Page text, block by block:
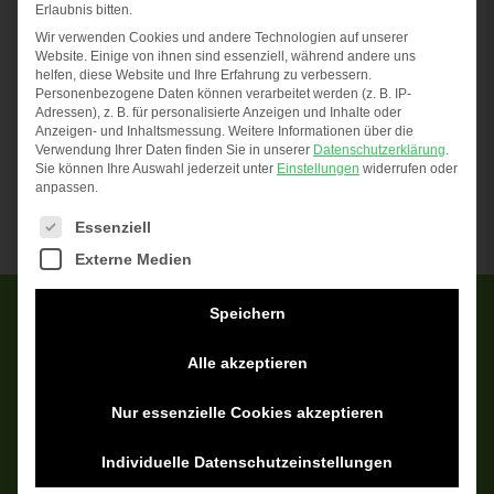
streams, expertise in demanding customer
industries, production capacities, and their
technology and know how.
Technical plastics
Textilstraße 3 + 5 // 41751 Viersen
Erlaubnis bitten.
Wir verwenden Cookies und andere Technologien auf unserer
Website. Einige von ihnen sind essenziell, während andere uns
helfen, diese Website und Ihre Erfahrung zu verbessern.
Personenbezogene Daten können verarbeitet werden (z. B. IP-
Adressen), z. B. für personalisierte Anzeigen und Inhalte oder
Anzeigen- und Inhaltsmessung. Weitere Informationen über die
Verwendung Ihrer Daten finden Sie in unserer Datenschutzerklärung
Sie können Ihre Auswahl jederzeit unter Einstellungen widerrufen oder
anpassen.
The following is a list of service groups for which
Essenziell
Externe Medien
Speichern
Alle akzeptieren
Nur essenzielle Cookies akzeptieren
Individuelle Datenschutzeinstellungen